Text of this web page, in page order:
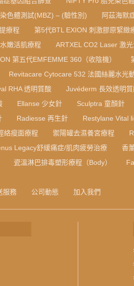
色體測試(MBZ) – (驗性別)
阿茲海默
療程
第5代BTL EXION 刺激膠原緊緻
嫩活肌療程
ARTXEL CO2 Laser 激
第五代EMFEMME 360（收陰機）
Revitacare Cytocare 532 法國絲麗水光
RHA 透明質酸
Juvéderm 長效透明
Ellanse 少女針
Sculptra 童顏針
Radiesse 再生針
Restylane Vital
絡瘦面療程 禦陽罐去濕養宮療程
Legacy舒緩痛症/肌肉疲勞治療
香
瓷溫淋巴排毒塑形療程（Body）
服務 公司動態 加入我們